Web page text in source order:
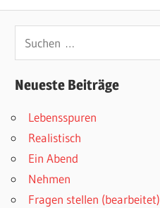
Suchen
nach:
Neueste Beiträge
Lebensspuren
Realistisch
Ein Abend
Nehmen
Fragen stellen (bearbeitet)